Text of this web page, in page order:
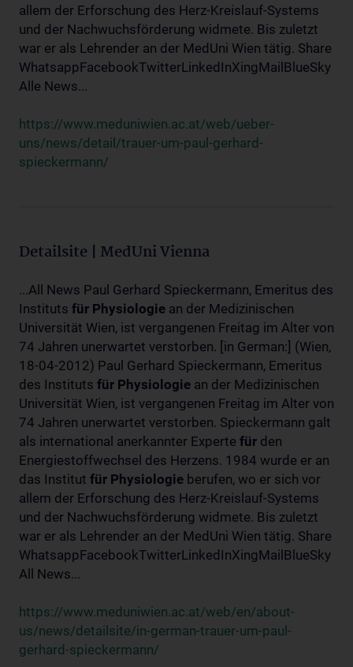
allem der Erforschung des Herz-Kreislauf-Systems
und der Nachwuchsförderung widmete. Bis zuletzt
war er als Lehrender an der MedUni Wien tätig. Share
WhatsappFacebookTwitterLinkedInXingMailBlueSky
Alle News...
https://www.meduniwien.ac.at/web/ueber-
uns/news/detail/trauer-um-paul-gerhard-
spieckermann/
Detailsite | MedUni Vienna
...All News Paul Gerhard Spieckermann, Emeritus des
Instituts für Physiologie an der Medizinischen
Universität Wien, ist vergangenen Freitag im Alter von
74 Jahren unerwartet verstorben. [in German:] (Wien,
18-04-2012) Paul Gerhard Spieckermann, Emeritus
des Instituts für Physiologie an der Medizinischen
Universität Wien, ist vergangenen Freitag im Alter von
74 Jahren unerwartet verstorben. Spieckermann galt
als international anerkannter Experte für den
Energiestoffwechsel des Herzens. 1984 wurde er an
das Institut für Physiologie berufen, wo er sich vor
allem der Erforschung des Herz-Kreislauf-Systems
und der Nachwuchsförderung widmete. Bis zuletzt
war er als Lehrender an der MedUni Wien tätig. Share
WhatsappFacebookTwitterLinkedInXingMailBlueSky
All News...
https://www.meduniwien.ac.at/web/en/about-
us/news/detailsite/in-german-trauer-um-paul-
gerhard-spieckermann/